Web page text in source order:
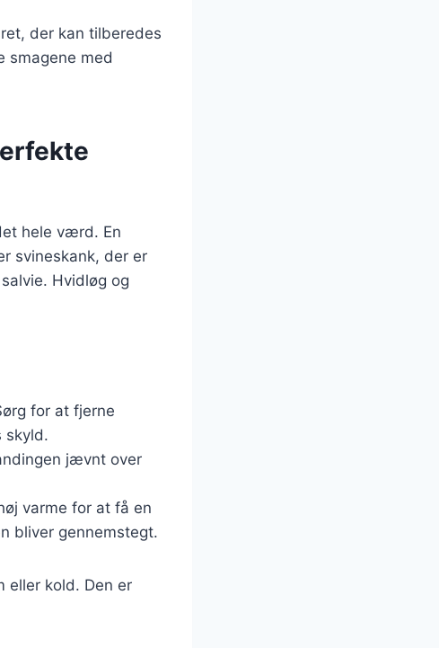
der kan tilberedes
smagene med
hele værd. En
svineskank, der er
Hvidløg og
for at fjerne
skyld.
jævnt over
varme for at få en
bliver gennemstegt.
eller kold. Den er